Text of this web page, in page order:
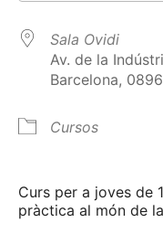
Sala Ovidi
Av. de la
Barcelona,
Cursos
Curs per a joves de
pràctica al món de